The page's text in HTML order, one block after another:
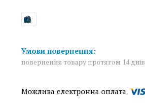
повернення товару протягом 14 днів